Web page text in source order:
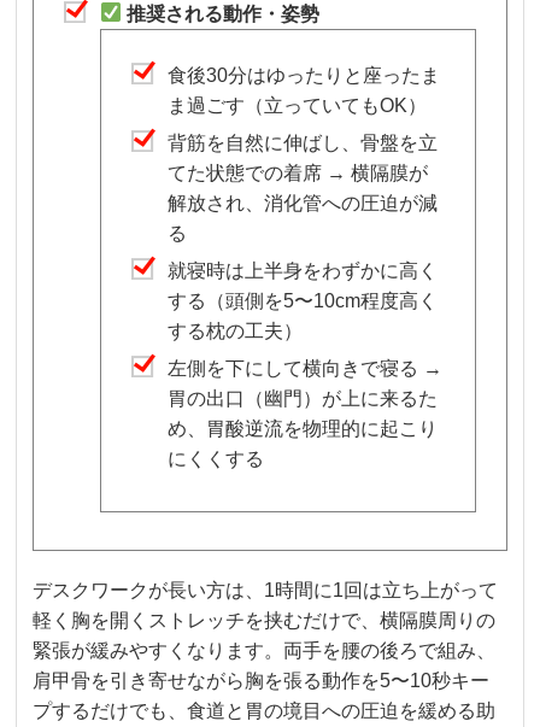
推奨される動作・姿勢
食後30分はゆったりと座ったま
ま過ごす（立っていてもOK）
背筋を自然に伸ばし、骨盤を立
てた状態での着席 → 横隔膜が
解放され、消化管への圧迫が減
る
就寝時は上半身をわずかに高く
する（頭側を5〜10cm程度高く
する枕の工夫）
左側を下にして横向きで寝る →
胃の出口（幽門）が上に来るた
め、胃酸逆流を物理的に起こり
にくくする
デスクワークが長い方は、1時間に1回は立ち上がって
軽く胸を開くストレッチを挟むだけで、横隔膜周りの
緊張が緩みやすくなります。両手を腰の後ろで組み、
肩甲骨を引き寄せながら胸を張る動作を5〜10秒キー
プするだけでも、食道と胃の境目への圧迫を緩める助